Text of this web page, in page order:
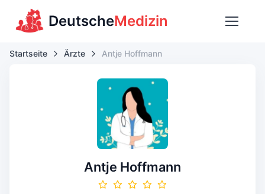
DeutscheMedizin
Startseite Ärzte Antje Hoffmann
Antje Hoffmann